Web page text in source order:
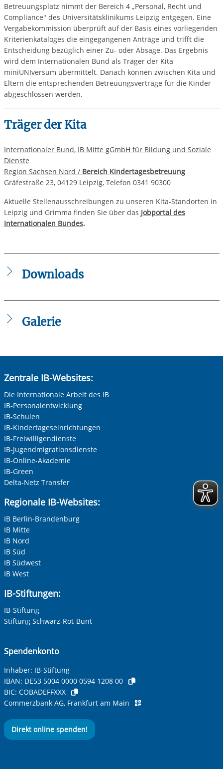
Betreuungsplatz nimmt der Bereich 4 „Personal, Recht und
Compliance" des Universitätsklinikums Leipzig entgegen. Eine
Vergabekommission überprüft auf der Basis eines vorliegenden
Kriterienkataloges die eingegangenen Anträge und trifft die
Entscheidung bezüglich einer Zu- oder Absage. Das Ergebnis
wird dem Internationalen Bund als Träger der Kita
miniUNIversum übermittelt. Danach können zwischen Kita und
Eltern die entsprechenden Betreuungsverträge für die Kinder
abgeschlossen werden.
Träger der Kita
Internationaler Bund, IB Mitte gGmbH für Bildung und Soziale
Dienste
Region Sachsen Nord / Bereich Kindertagesbetreuung
Gräfestraße 23, 04129 Leipzig, Telefon 0341 90300
Aktuelle Stellenausschreibungen zu unseren Kita-Standorten in
Leipzig und Grimma finden Sie über das Jobportal des
Internationalen Bundes.
Downloads
IB_Kita_miniUNIversum_Konzeption_01.2026.pdf
Galerie
Vorherige Folie anzeigen
Zentrale IB-Websites:
Die Internationale Arbeit des IB
IB-Personalentwicklung
IB-Schulen
IB-Kindertageseinrichtungen
IB-Freiwilligendienste
IB-Jugendmigrationsdienste
IB-Online-Akademie
IB-Green
Delta-Netz Transfer
Regionale IB-Websites:
IB Berlin-Brandenburg
IB Mitte
IB Nord
IB Süd
IB Südwest
IB West
IB-Stiftungen:
IB-Stiftung
Stiftung Schwarz-Rot-Bunt
Spendenkonto
Inhaber: IB-Stiftung
IBAN: DE53 5004 0000 0594 1208 00
BIC: COBADEFFXXX
Commerzbank AG, Frankfurt am Main
Direkt online spenden!